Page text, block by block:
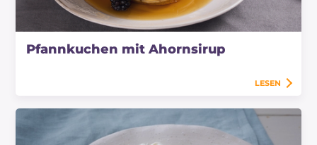
Pfannkuchen mit Ahornsirup
LESEN